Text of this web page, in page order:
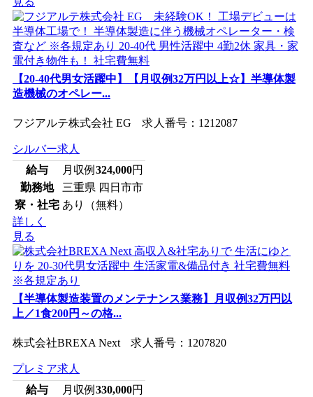
【20-40代男女活躍中】【月収例32万円以上☆】半導体製
造機械のオペレー...
フジアルテ株式会社 EG 求人番号：1212087
シルバー求人
給与
月収例 324,000円
勤務地
三重県 四日市市
寮・社宅 あり（無料）
詳しく
見る
【半導体製造装置のメンテナンス業務】月収例32万円以
上／1食200円～の格...
株式会社BREXA Next 求人番号：1207820
プレミア求人
給与
月収例 330,000円